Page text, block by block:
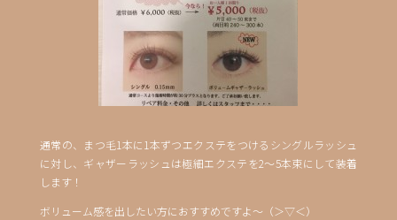
通常の、まつ毛1本に1本ずつエクステをつけるシングルラッシュ
に対し、ギャザーラッシュは極細エクステを2～5本束にして装着
します！
ボリューム感を出したい方におすすめですよ～（＞▽＜）